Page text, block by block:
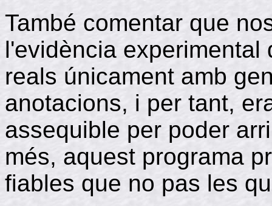
També comentar que
l'evidència
reals únicament amb
anotacions, i per tant,
assequible per poder
més, aquest programa
fiables que no pas les